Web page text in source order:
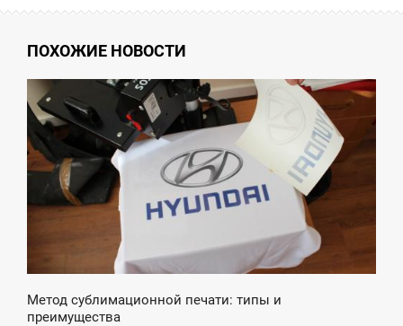
ПОХОЖИЕ НОВОСТИ
Метод сублимационной печати: типы и
преимущества